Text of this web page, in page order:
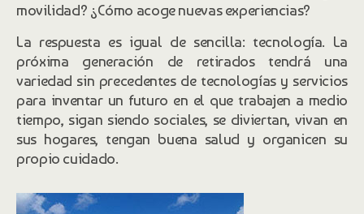
movilidad? ¿Cómo acoge nuevas experiencias?
La respuesta es igual de sencilla: tecnología. La
próxima generación de retirados tendrá una
variedad sin precedentes de tecnologías y servicios
para inventar un futuro en el que trabajen a medio
tiempo, sigan siendo sociales, se diviertan, vivan en
sus hogares, tengan buena salud y organicen su
propio cuidado.